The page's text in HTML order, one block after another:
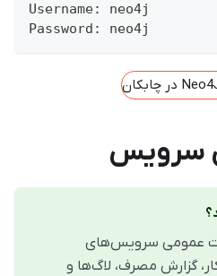
Username: neo4j
Password: neo4j
سرویس
عمومی سرویس‌های
گزارش مصرف، لاگ‌ها و